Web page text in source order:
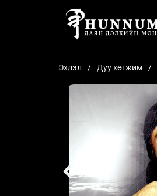
Эхлэл Дуу хөгжим